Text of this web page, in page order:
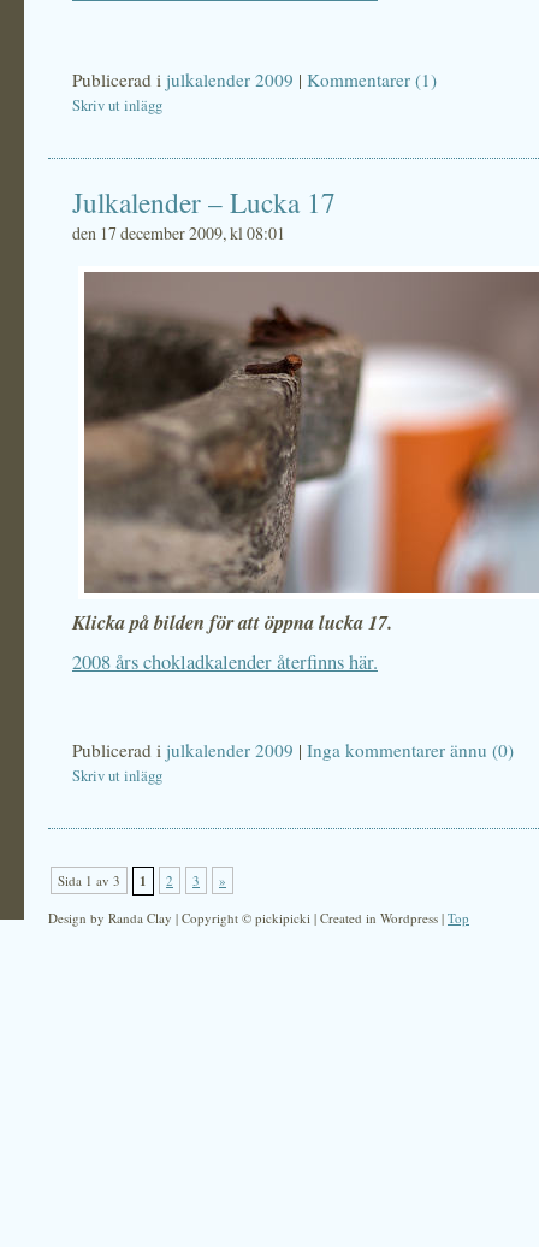
Publicerad i julkalender 2009 | Kommentarer (1)
Skriv ut inlägg
Julkalender – Lucka 17
den 17 december 2009, kl 08:01
Klicka på bilden för att öppna lucka 17.
2008 års chokladkalender återfinns här.
Publicerad i julkalender 2009 | Inga kommentarer ännu (0)
Skriv ut inlägg
Sida 1 av 3 1 2 3 »
Design by Randa Clay | Copyright © pickipicki | Created in Wordpress | Top